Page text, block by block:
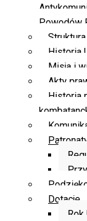
Powodów
Historia
Misja i
Akty
Historia
Dotacje